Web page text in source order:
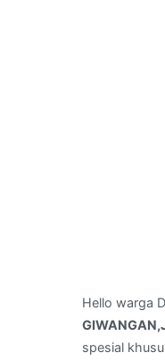
Hello warga
spesial